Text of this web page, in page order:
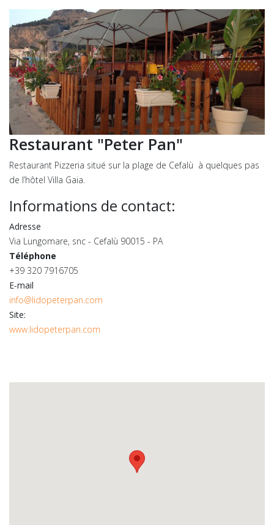
Restaurant "Peter Pan"
Restaurant Pizzeria situé sur la plage de Cefalù à quelques pas
de l’hôtel Villa Gaia.
Informations de contact:
Adresse
Via Lungomare, snc - Cefalù 90015 - PA
Téléphone
+39 320 7916705
E-mail
info@lidopeterpan.com
Site:
www.lidopeterpan.com